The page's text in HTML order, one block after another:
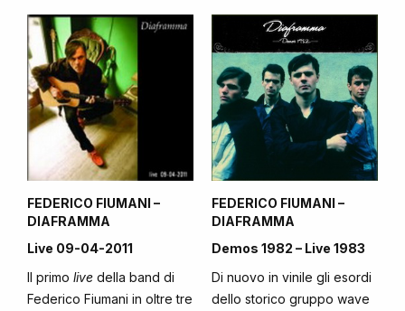
FEDERICO FIUMANI –
DIAFRAMMA
Live 09-04-2011
Il primo live della band di
Federico Fiumani in oltre tre
FEDERICO FIUMANI –
DIAFRAMMA
Demos 1982 – Live 1983
Di nuovo in vinile gli esordi
dello storico gruppo wave